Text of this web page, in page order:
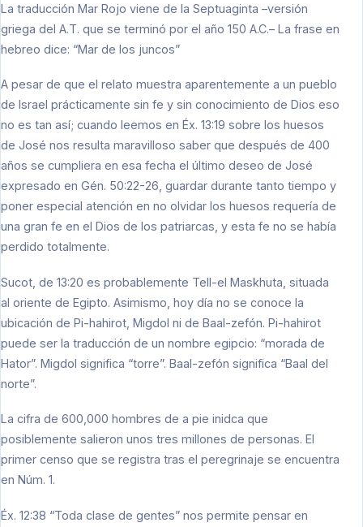
La traducción Mar Rojo viene de la Septuaginta –versión
griega del A.T. que se terminó por el año 150 A.C.– La frase en
hebreo dice: “Mar de los juncos”
A pesar de que el relato muestra aparentemente a un pueblo
de Israel prácticamente sin fe y sin conocimiento de Dios eso
no es tan así; cuando leemos en Éx. 13:19 sobre los huesos
de José nos resulta maravilloso saber que después de 400
años se cumpliera en esa fecha el último deseo de José
expresado en Gén. 50:22-26, guardar durante tanto tiempo y
poner especial atención en no olvidar los huesos requería de
una gran fe en el Dios de los patriarcas, y esta fe no se había
perdido totalmente.
Sucot, de 13:20 es probablemente Tell-el Maskhuta, situada
al oriente de Egipto. Asimismo, hoy día no se conoce la
ubicación de Pi-hahirot, Migdol ni de Baal-zefón. Pi-hahirot
puede ser la traducción de un nombre egipcio: “morada de
Hator”. Migdol significa “torre”. Baal-zefón significa “Baal del
norte”.
La cifra de 600,000 hombres de a pie inidca que
posiblemente salieron unos tres millones de personas. El
primer censo que se registra tras el peregrinaje se encuentra
en Núm. 1.
Éx. 12:38 “Toda clase de gentes” nos permite pensar en